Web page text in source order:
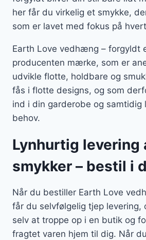
her får du virkelig et smykke,
som er lavet med fokus på
Earth Love vedhæng – forgyldt
producenten mærke, som er
udvikle flotte, holdbare og
fås i flotte designs, og som
ind i din garderobe og samtidig
behov.
Lynhurtig levering
smykker – bestil i
Når du bestiller Earth Love
får du selvfølgelig tjep levering,
selv at troppe op i en butik og
fragtet varen hjem til dig. Når